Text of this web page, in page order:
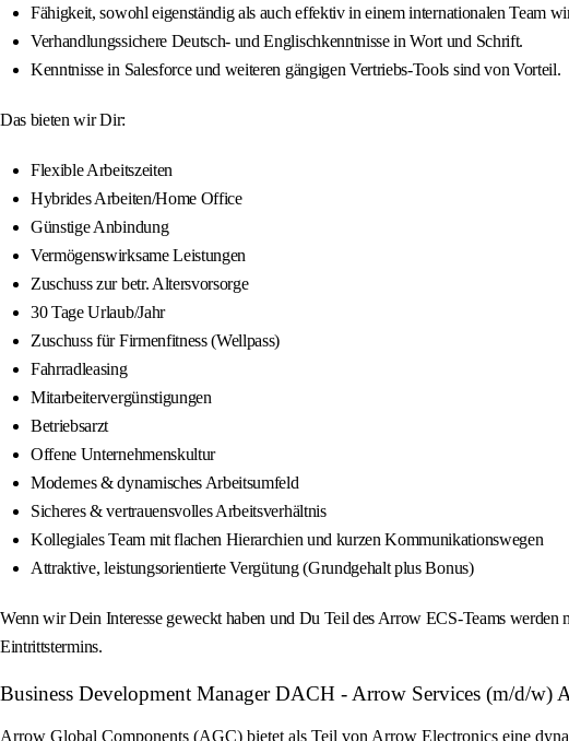
Fähigkeit, sowohl eigenständig als auch effektiv in einem internationalen Team
Verhandlungssichere Deutsch- und Englischkenntnisse in Wort und Schrift.
Kenntnisse in Salesforce und weiteren gängigen Vertriebs-Tools sind von Vorteil.
Das bieten wir Dir:
Flexible Arbeitszeiten
Hybrides Arbeiten/Home Office
Günstige Anbindung
Vermögenswirksame Leistungen
Zuschuss zur betr. Altersvorsorge
30 Tage Urlaub/Jahr
Zuschuss für Firmenfitness (Wellpass)
Fahrradleasing
Mitarbeitervergünstigungen
Betriebsarzt
Offene Unternehmenskultur
Modernes & dynamisches Arbeitsumfeld
Sicheres & vertrauensvolles Arbeitsverhältnis
Kollegiales Team mit flachen Hierarchien und kurzen Kommunikationswegen
Attraktive, leistungsorientierte Vergütung (Grundgehalt plus Bonus)
Wenn wir Dein Interesse geweckt haben und Du Teil des Arrow ECS-Teams
Eintrittstermins.
Business Development Manager DACH - Arrow Services (m/d/w)
Arrow Global Components (AGC) bietet als Teil von Arrow Electronics eine